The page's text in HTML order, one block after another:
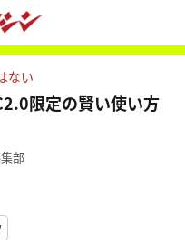
ない
限定の賢い使い方
部